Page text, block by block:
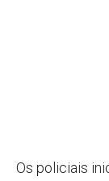
Os policiais